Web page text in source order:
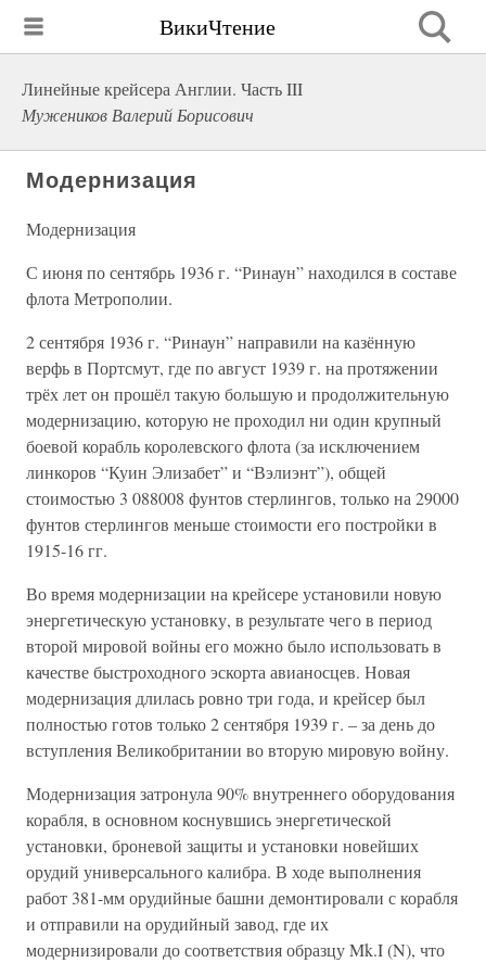
ВикиЧтение
Линейные крейсера Англии. Часть III
Мужеников Валерий Борисович
Модернизация
Модернизация
С июня по сентябрь 1936 г. “Ринаун” находился в составе
флота Метрополии.
2 сентября 1936 г. “Ринаун” направили на казённую
верфь в Портсмут, где по август 1939 г. на протяжении
трёх лет он прошёл такую большую и продолжительную
модернизацию, которую не проходил ни один крупный
боевой корабль королевского флота (за исключением
линкоров “Куин Элизабет” и “Вэлиэнт”), общей
стоимостью 3 088008 фунтов стерлингов, только на 29000
фунтов стерлингов меньше стоимости его постройки в
1915-16 гг.
Во время модернизации на крейсере установили новую
энергетическую установку, в результате чего в период
второй мировой войны его можно было использовать в
качестве быстроходного эскорта авианосцев. Новая
модернизация длилась ровно три года, и крейсер был
полностью готов только 2 сентября 1939 г. – за день до
вступления Великобритании во вторую мировую войну.
Модернизация затронула 90% внутреннего оборудования
корабля, в основном коснувшись энергетической
установки, броневой защиты и установки новейших
орудий универсального калибра. В ходе выполнения
работ 381-мм орудийные башни демонтировали с корабля
и отправили на орудийный завод, где их
модернизировали до соответствия образцу Mk.I (N), что